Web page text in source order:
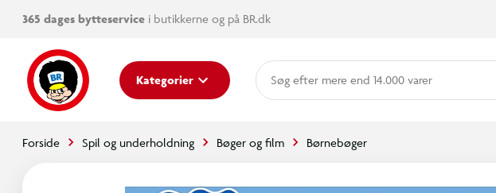
365 dages bytteservice i butikkerne og på BR.dk
Kategorier mere end 14.000 varer
Forside Spil og underholdning Bøger og film Børnebøger